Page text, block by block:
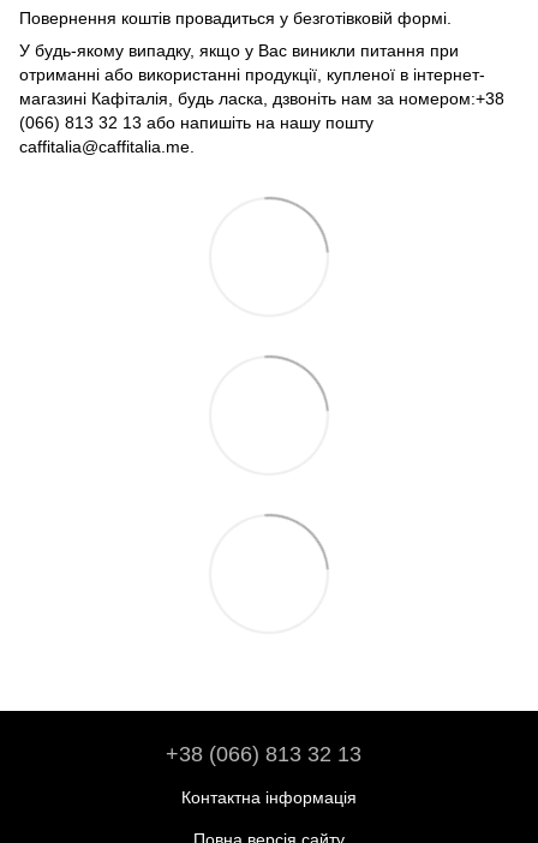
Повернення коштів провадиться у безготівковій формі.
У будь-якому випадку, якщо у Вас виникли питання при
отриманні або використанні продукції, купленої в інтернет-
магазині Кафіталія, будь ласка, дзвоніть нам за номером:+38
(066) 813 32 13 або напишіть на нашу пошту
caffitalia@caffitalia.me.
+38 (066) 813 32 13
Контактна інформація